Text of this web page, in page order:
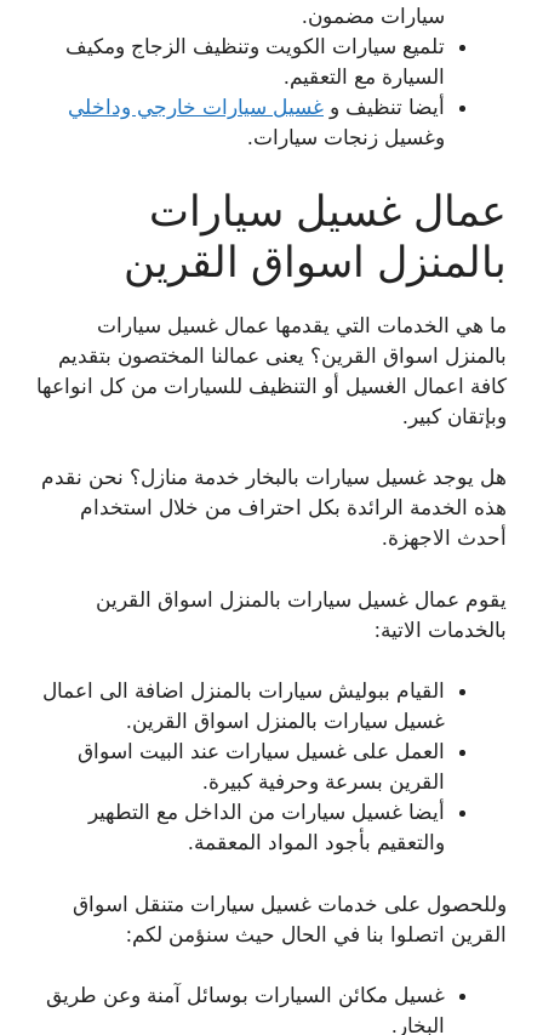
سيارات مضمون.
تلميع سيارات الكويت وتنظيف الزجاج ومكيف
السيارة مع التعقيم.
أيضا تنظيف و غسيل سيارات خارجي وداخلي
وغسيل زنجات سيارات.
عمال غسيل سيارات
بالمنزل اسواق القرين
ما هي الخدمات التي يقدمها عمال غسيل سيارات
بالمنزل اسواق القرين؟ يعنى عمالنا المختصون بتقديم
كافة اعمال الغسيل أو التنظيف للسيارات من كل انواعها
وبإتقان كبير.
هل يوجد غسيل سيارات بالبخار خدمة منازل؟ نحن نقدم
هذه الخدمة الرائدة بكل احتراف من خلال استخدام
أحدث الاجهزة.
يقوم عمال غسيل سيارات بالمنزل اسواق القرين
بالخدمات الاتية:
القيام ببوليش سيارات بالمنزل اضافة الى اعمال
غسيل سيارات بالمنزل اسواق القرين.
العمل على غسيل سيارات عند البيت اسواق
القرين بسرعة وحرفية كبيرة.
أيضا غسيل سيارات من الداخل مع التطهير
والتعقيم بأجود المواد المعقمة.
وللحصول على خدمات غسيل سيارات متنقل اسواق
القرين اتصلوا بنا في الحال حيث سنؤمن لكم:
غسيل مكائن السيارات بوسائل آمنة وعن طريق
البخار.